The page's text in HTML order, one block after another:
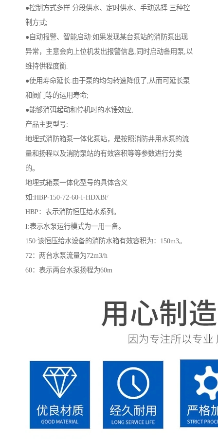
●控制方式多样:分段供水、定时供水、手动选择 三种控
制方式;
●自动报警、智能启动:如果发现某台泵站的消防泵出现
异常，主意会向上位机发出报警信息,同时启动备用泵,以
维持供程度衡.
●使用寿命延长:由于泵的均匀转速降低了,从而可延长泵
和阀门等的运用寿命;
●能够消弭起动和停机时的水锤效应;
产品主要型号:
地埋式消防箱泵一体化泵站，是按照消防井用水泵的流
量和扬程以及消防泵站的有效容积等等参数进行分类
的。
地埋式箱泵一体化型号的具体含义
如:HBP-150-72-60-I-HDXBF
HBP：表示消防恒压给水系列。
I:表示水泵运行模式为一用一备。
150:该恒压给水设备的消防水箱有效容积为：150m3。
72：两台水泵流量为72m3/h
60：表示两台水泵扬程为60m